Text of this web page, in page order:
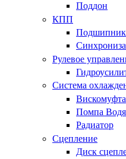
Поддон
КПП
Рулевое
Система
Вискомуфта
Помпа
Радиатор
Сцепление
Диск